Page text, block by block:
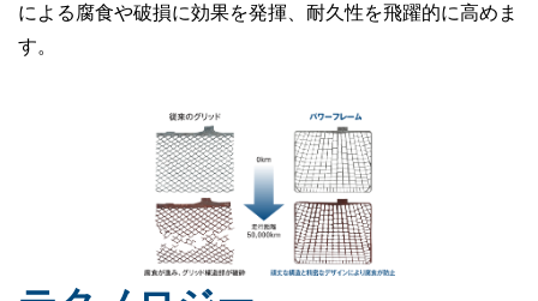
による腐食や破損に効果を発揮、耐久性を飛躍的に高めま
す。